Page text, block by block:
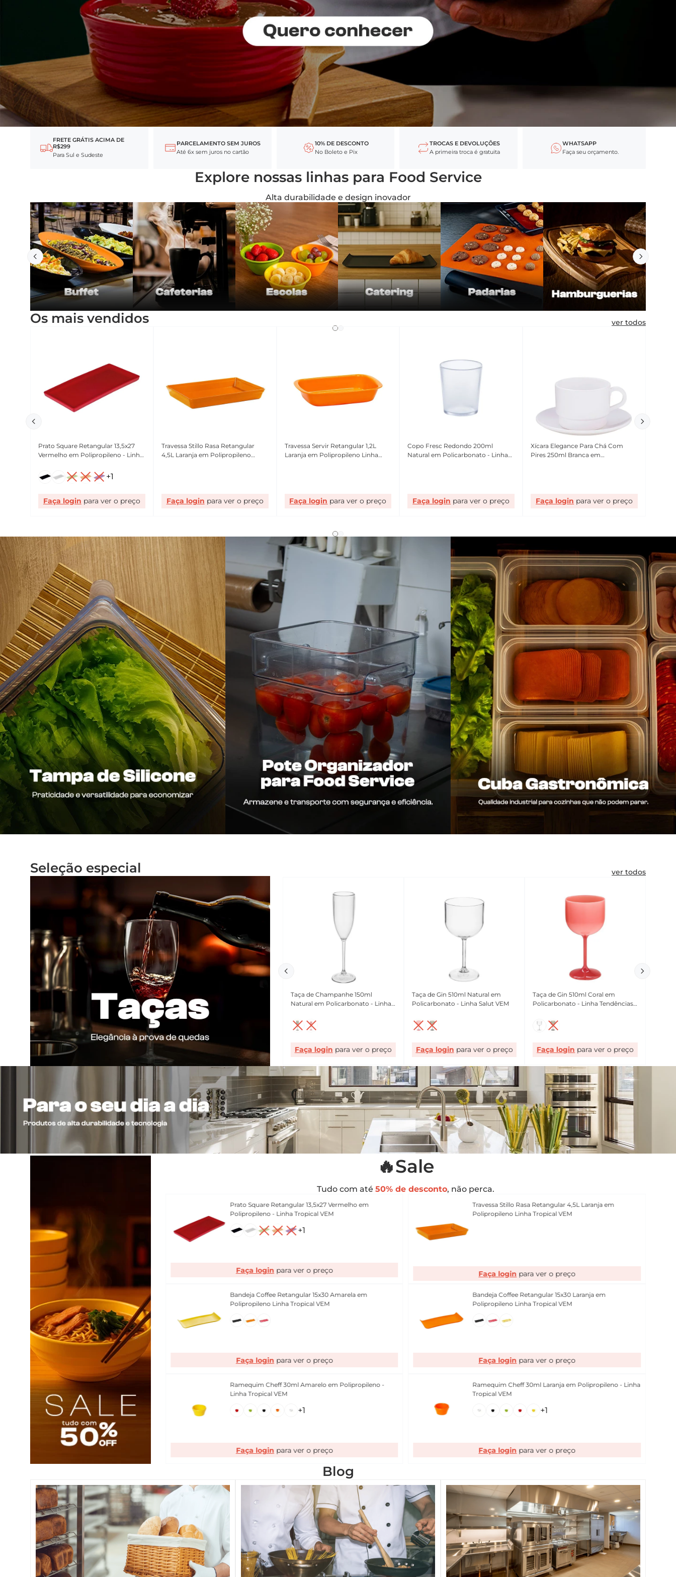
FRETE GRÁTIS ACIMA DE
R$299
Para Sul e Sudeste
PARCELAMENTO SEM JUROS
Até 6x sem juros no cartão
10% DE DESCONTO
No Boleto e Pix
TROCAS E DEVOLUÇÕES
A primeira troca é gratuita
WHATSAPP
Faça seu orçamento.
Explore nossas linhas para Food Service
Alta durabilidade e design inovador
Os mais vendidos ver todos
Prato Square Retangular 13,5x27
Vermelho em Polipropileno - Linha
+1
Faça login
Travessa Stillo Rasa Retangular
4,5L Laranja em Polipropileno
Faça login
Travessa Servir Retangular 1,2L
Laranja em Polipropileno Linha
Faça login
Copo Fresc Redondo 200ml
Natural em Policarbonato - Linha
Faça login
Xícara Elegance Para Chá Com
Pires 250ml Branca em
Faça login
Seleção especial ver todos
Taça de Champanhe 150ml
Natural em Policarbonato - Linha
Faça login
Taça de Gin 510ml Natural em
Policarbonato - Linha Salut VEM
Faça login
Taça de Gin 510ml Coral em
Policarbonato - Linha Tendências
Faça login
🔥Sale
Tudo com até50% de desconto, não perca.
Prato Square Retangular 13,5x27 Vermelho em
Polipropileno - Linha Tropical VEM
+1
Faça login
Travessa Stillo Rasa Retangular 4,5L Laranja em
Polipropileno Linha Tropical VEM
Faça login
Bandeja Coffee Retangular 15x30 Amarela em
Polipropileno Linha Tropical VEM
Faça login
Bandeja Coffee Retangular 15x30 Laranja em
Polipropileno Linha Tropical VEM
Faça login
Ramequim Cheff 30ml Amarelo em Polipropileno -
Linha Tropical VEM
+1
Faça login
Ramequim Cheff 30ml Laranja em Polipropileno - Linha
Tropical VEM
+1
Faça login
Blog